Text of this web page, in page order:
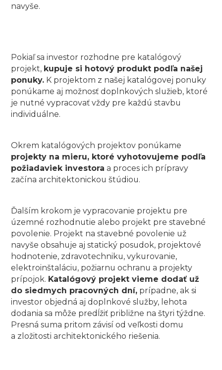
navyše.
Pokiaľ sa investor rozhodne pre katalógový
projekt, kupuje si hotový produkt podľa našej
ponuky. K projektom z našej katalógovej ponuky
ponúkame aj možnosť doplnkových služieb, ktoré
je nutné vypracovať vždy pre každú stavbu
individuálne.
Okrem katalógových projektov ponúkame
projekty na mieru, ktoré vyhotovujeme podľa
požiadaviek investora a proces ich prípravy
začína architektonickou štúdiou.
Ďalším krokom je vypracovanie projektu pre
územné rozhodnutie alebo projekt pre stavebné
povolenie. Projekt na stavebné povolenie už
navyše obsahuje aj statický posudok, projektové
hodnotenie, zdravotechniku, vykurovanie,
elektroinštaláciu, požiarnu ochranu a projekty
prípojok. Katalógový projekt vieme dodať už
do siedmych pracovných dní, prípadne, ak si
investor objedná aj doplnkové služby, lehota
dodania sa môže predĺžiť približne na štyri týždne.
Presná suma pritom závisí od veľkosti domu
a zložitosti architektonického riešenia.